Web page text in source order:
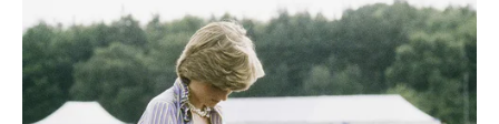
LAV
Lavovi krajem februara dobijaju priznanje koje su potajno